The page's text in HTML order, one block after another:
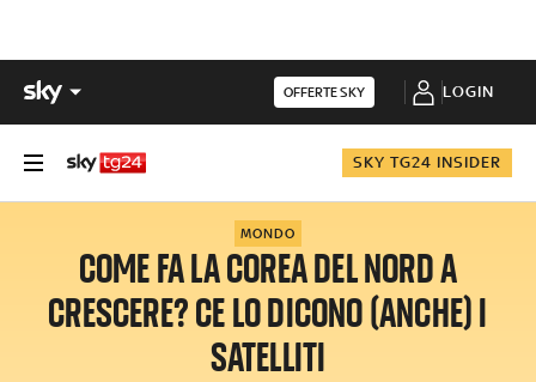
OFFERTE SKY LOGIN
SKY TG24 INSIDER
MONDO
COME FA LA COREA DEL NORD A
CRESCERE? CE LO DICONO (ANCHE) I
SATELLITI